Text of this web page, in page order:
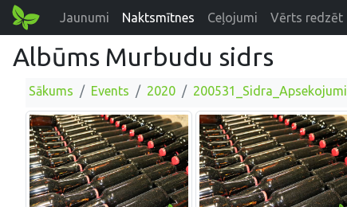
Jaunumi Naktsmītnes Ceļojumi Vērts redzēt
Albūms Murbudu sidrs
Sākums Events 2020 200531_Sidra_Apsekojumi